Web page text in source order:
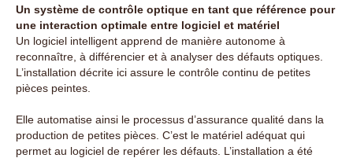
Un système de contrôle optique en tant que référence pour
une interaction optimale entre logiciel et matériel
Un logiciel intelligent apprend de manière autonome à
reconnaître, à différencier et à analyser des défauts optiques.
L’installation décrite ici assure le contrôle continu de petites
pièces peintes.
Elle automatise ainsi le processus d’assurance qualité dans la
production de petites pièces. C’est le matériel adéquat qui
permet au logiciel de repérer les défauts. L’installation a été